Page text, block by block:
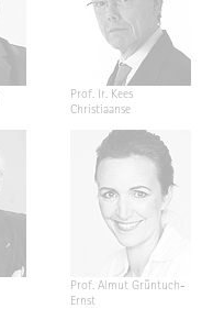
Prof. Ir. Kees
Christiaanse
Prof. Almut Grüntuch-
Ernst